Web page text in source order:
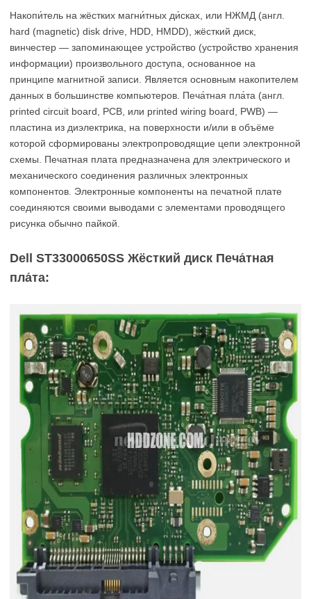
Накопи́тель на жёстких магни́тных ди́сках, или НЖМД (англ.
hard (magnetic) disk drive, HDD, HMDD), жёсткий диск,
винчестер — запоминающее устройство (устройство хранения
информации) произвольного доступа, основанное на
принципе магнитной записи. Является основным накопителем
данных в большинстве компьютеров. Печа́тная пла́та (англ.
printed circuit board, PCB, или printed wiring board, PWB) —
пластина из диэлектрика, на поверхности и/или в объёме
которой сформированы электропроводящие цепи электронной
схемы. Печатная плата предназначена для электрического и
механического соединения различных электронных
компонентов. Электронные компоненты на печатной плате
соединяются своими выводами с элементами проводящего
рисунка обычно пайкой.
Dell ST33000650SS Жёсткий диск Печа́тная
пла́та: